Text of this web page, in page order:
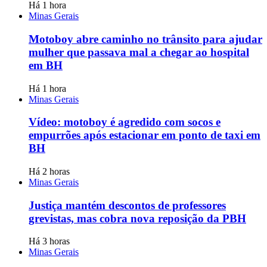
Há 1 hora
Minas Gerais
Motoboy abre caminho no trânsito para ajudar
mulher que passava mal a chegar ao hospital
em BH
Há 1 hora
Minas Gerais
Vídeo: motoboy é agredido com socos e
empurrões após estacionar em ponto de taxi em
BH
Há 2 horas
Minas Gerais
Justiça mantém descontos de professores
grevistas, mas cobra nova reposição da PBH
Há 3 horas
Minas Gerais